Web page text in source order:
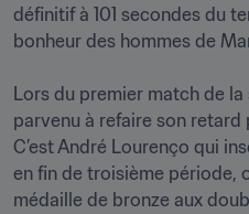
définitif à 101 secondes du
bonheur des hommes de
Lors du premier match de
parvenu à refaire son
C’est André Lourenço qui
en fin de troisième période,
médaille de bronze aux